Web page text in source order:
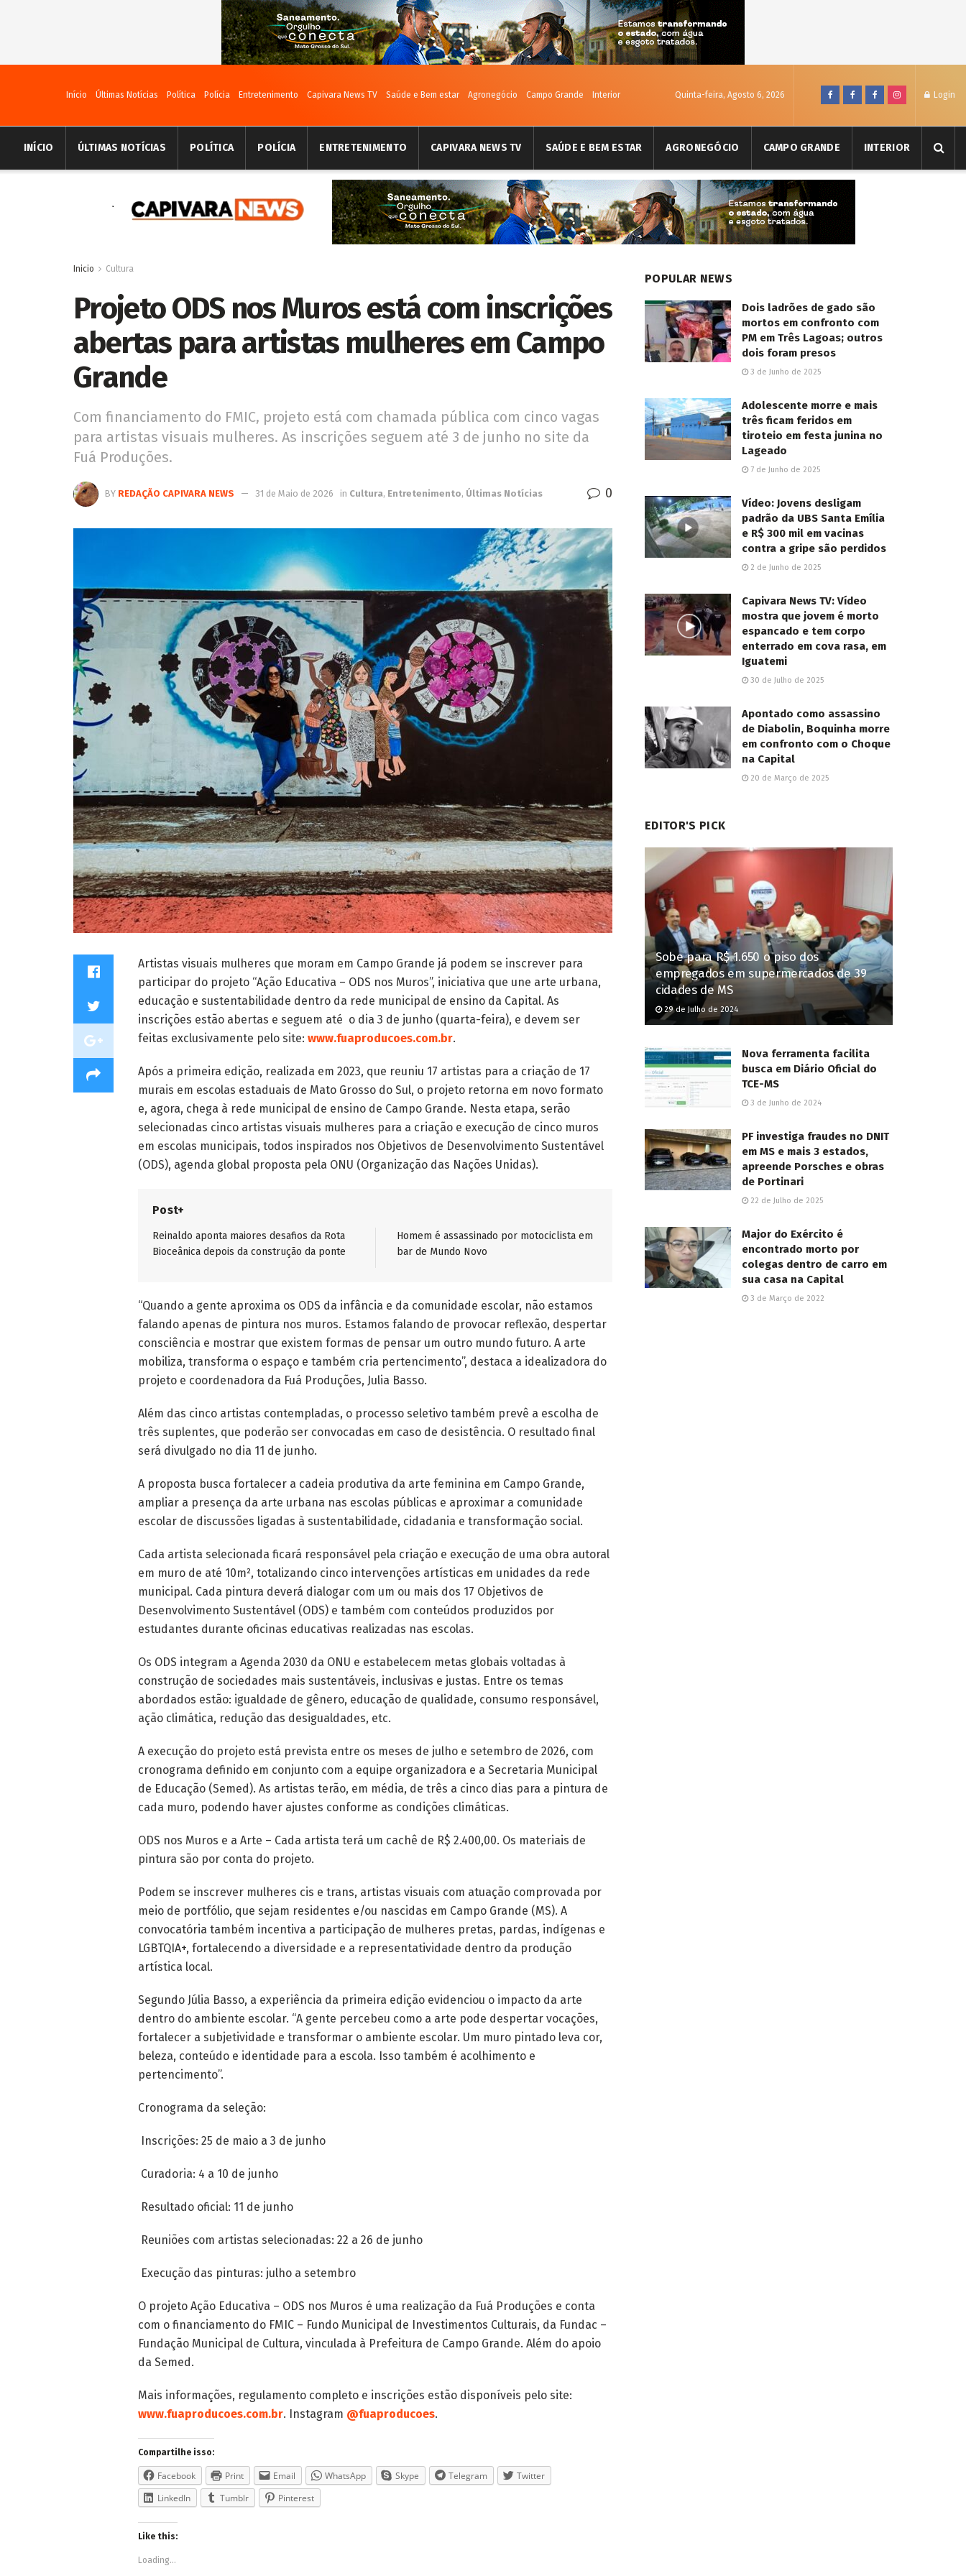
Início Últimas Notícias Política Polícia Entretenimento Capivara News TV Saúde e Bem estar Agronegócio Campo Grande Interior Quinta-feira, Agosto 6, 2026 Login
INÍCIO ÚLTIMAS NOTÍCIAS POLÍTICA POLÍCIA ENTRETENIMENTO CAPIVARA NEWS TV SAÚDE E BEM ESTAR AGRONEGÓCIO CAMPO GRANDE INTERIOR
Inicio Cultura
Projeto ODS nos Muros está com inscrições
abertas para artistas mulheres em Campo
Grande
Com financiamento do FMIC, projeto está com chamada pública com cinco vagas
para artistas visuais mulheres. As inscrições seguem até 3 de junho no site da
Fuá Produções.
BY REDAÇÃO CAPIVARA NEWS 31 de Maio de 2026 in Cultura, Entretenimento, Últimas Notícias 0
Artistas visuais mulheres que moram em Campo Grande já podem se inscrever para
participar do projeto “Ação Educativa – ODS nos Muros”, iniciativa que une arte urbana,
educação e sustentabilidade dentro da rede municipal de ensino da Capital. As
inscrições estão abertas e seguem até o dia 3 de junho (quarta-feira), e devem ser
feitas exclusivamente pelo site: www.fuaproducoes.com.br.
Após a primeira edição, realizada em 2023, que reuniu 17 artistas para a criação de 17
murais em escolas estaduais de Mato Grosso do Sul, o projeto retorna em novo formato
e, agora, chega à rede municipal de ensino de Campo Grande. Nesta etapa, serão
selecionadas cinco artistas visuais mulheres para a criação e execução de cinco muros
em escolas municipais, todos inspirados nos Objetivos de Desenvolvimento Sustentável
(ODS), agenda global proposta pela ONU (Organização das Nações Unidas).
Post+
Reinaldo aponta maiores desafios da Rota
Bioceânica depois da construção da ponte
Homem é assassinado por motociclista em
bar de Mundo Novo
“Quando a gente aproxima os ODS da infância e da comunidade escolar, não estamos
falando apenas de pintura nos muros. Estamos falando de provocar reflexão, despertar
consciência e mostrar que existem formas de pensar um outro mundo futuro. A arte
mobiliza, transforma o espaço e também cria pertencimento”, destaca a idealizadora do
projeto e coordenadora da Fuá Produções, Julia Basso.
Além das cinco artistas contempladas, o processo seletivo também prevê a escolha de
três suplentes, que poderão ser convocadas em caso de desistência. O resultado final
será divulgado no dia 11 de junho.
A proposta busca fortalecer a cadeia produtiva da arte feminina em Campo Grande,
ampliar a presença da arte urbana nas escolas públicas e aproximar a comunidade
escolar de discussões ligadas à sustentabilidade, cidadania e transformação social.
Cada artista selecionada ficará responsável pela criação e execução de uma obra autoral
em muro de até 10m², totalizando cinco intervenções artísticas em unidades da rede
municipal. Cada pintura deverá dialogar com um ou mais dos 17 Objetivos de
Desenvolvimento Sustentável (ODS) e também com conteúdos produzidos por
estudantes durante oficinas educativas realizadas nas escolas.
Os ODS integram a Agenda 2030 da ONU e estabelecem metas globais voltadas à
construção de sociedades mais sustentáveis, inclusivas e justas. Entre os temas
abordados estão: igualdade de gênero, educação de qualidade, consumo responsável,
ação climática, redução das desigualdades, etc.
A execução do projeto está prevista entre os meses de julho e setembro de 2026, com
cronograma definido em conjunto com a equipe organizadora e a Secretaria Municipal
de Educação (Semed). As artistas terão, em média, de três a cinco dias para a pintura de
cada muro, podendo haver ajustes conforme as condições climáticas.
ODS nos Muros e a Arte – Cada artista terá um cachê de R$ 2.400,00. Os materiais de
pintura são por conta do projeto.
Podem se inscrever mulheres cis e trans, artistas visuais com atuação comprovada por
meio de portfólio, que sejam residentes e/ou nascidas em Campo Grande (MS). A
convocatória também incentiva a participação de mulheres pretas, pardas, indígenas e
LGBTQIA+, fortalecendo a diversidade e a representatividade dentro da produção
artística local.
Segundo Júlia Basso, a experiência da primeira edição evidenciou o impacto da arte
dentro do ambiente escolar. “A gente percebeu como a arte pode despertar vocações,
fortalecer a subjetividade e transformar o ambiente escolar. Um muro pintado leva cor,
beleza, conteúdo e identidade para a escola. Isso também é acolhimento e
pertencimento”.
Cronograma da seleção:
Inscrições: 25 de maio a 3 de junho
Curadoria: 4 a 10 de junho
Resultado oficial: 11 de junho
Reuniões com artistas selecionadas: 22 a 26 de junho
Execução das pinturas: julho a setembro
O projeto Ação Educativa – ODS nos Muros é uma realização da Fuá Produções e conta
com o financiamento do FMIC – Fundo Municipal de Investimentos Culturais, da Fundac –
Fundação Municipal de Cultura, vinculada à Prefeitura de Campo Grande. Além do apoio
da Semed.
Mais informações, regulamento completo e inscrições estão disponíveis pelo site:
www.fuaproducoes.com.br. Instagram @fuaproducoes.
Compartilhe isso:
Facebook Print Email WhatsApp Skype Telegram
Twitter
LinkedIn
Tumblr Pinterest
Like this:
Loading...
POPULAR NEWS
Dois ladrões de gado são
mortos em confronto com
PM em Três Lagoas; outros
dois foram presos
3 de Junho de 2025
Adolescente morre e mais
três ficam feridos em
tiroteio em festa junina no
Lageado
7 de Junho de 2025
Vídeo: Jovens desligam
padrão da UBS Santa Emília
e R$ 300 mil em vacinas
contra a gripe são perdidos
2 de Junho de 2025
Capivara News TV: Vídeo
mostra que jovem é morto
espancado e tem corpo
enterrado em cova rasa, em
Iguatemi
30 de Julho de 2025
Apontado como assassino
de Diabolin, Boquinha morre
em confronto com o Choque
na Capital
20 de Março de 2025
EDITOR'S PICK
Sobe para R$ 1.650 o piso dos
empregados em supermercados de 39
cidades de MS
29 de Julho de 2024
Nova ferramenta facilita
busca em Diário Oficial do
TCE-MS
3 de Junho de 2024
PF investiga fraudes no DNIT
em MS e mais 3 estados,
apreende Porsches e obras
de Portinari
22 de Julho de 2025
Major do Exército é
encontrado morto por
colegas dentro de carro em
sua casa na Capital
3 de Março de 2022